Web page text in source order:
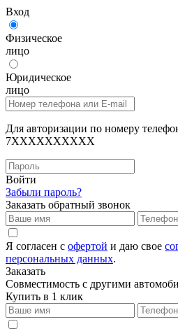
Вход
Физическое
лицо
Юридическое
лицо
Для авторизации по номеру
7XXXXXXXXXX
Войти
Забыли пароль?
Заказать обратный звонок
Я согласен с офертой и даю свое
персональных данных.
Заказать
Совместимость с другими
Купить в 1 клик